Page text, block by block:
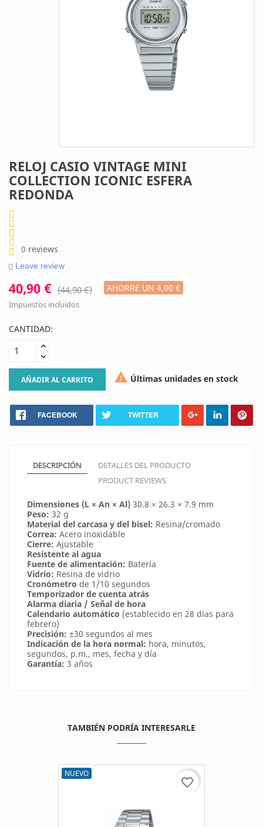
RELOJ CASIO VINTAGE MINI
COLLECTION ICONIC ESFERA
REDONDA
0 reviews
Leave review
40,90 € (44,90 €) AHORRE UN 4,00 €
Impuestos incluidos
CANTIDAD:
AÑADIR AL CARRITO  Últimas unidades en stock
FACEBOOK TWITTER
DESCRIPCIÓN
DETALLES DEL PRODUCTO
PRODUCT REVIEWS
Dimensiones (L × An × Al) 30.8 × 26.3 × 7.9 mm
Peso: 32 g
Material del carcasa y del bisel: Resina/cromado
Correa: Acero inoxidable
Cierre: Ajustable
Resistente al agua
Fuente de alimentación: Batería
Vidrio: Resina de vidrio
Cronómetro de 1/10 segundos
Temporizador de cuenta atrás
Alarma diaria / Señal de hora
Calendario automático (establecido en 28 días para
febrero)
Precisión: ±30 segundos al mes
Indicación de la hora normal: hora, minutos,
segundos, p.m., mes, fecha y día
Garantía: 3 años
TAMBIÉN PODRÍA INTERESARLE
NUEVO
favorite_border